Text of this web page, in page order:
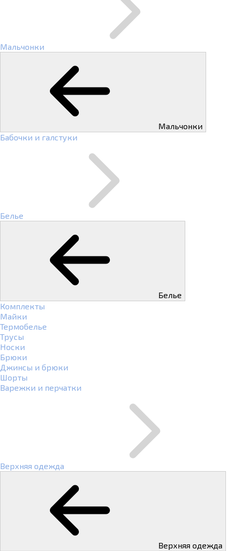
Мальчонки
Мальчонки
Бабочки и галстуки
Белье
Белье
Комплекты
Майки
Термобелье
Трусы
Носки
Брюки
Джинсы и брюки
Шорты
Варежки и перчатки
Верхняя одежда
Верхняя одежда